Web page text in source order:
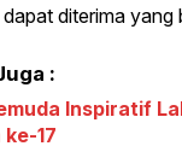
diterima yang
:
Inspiratif
17